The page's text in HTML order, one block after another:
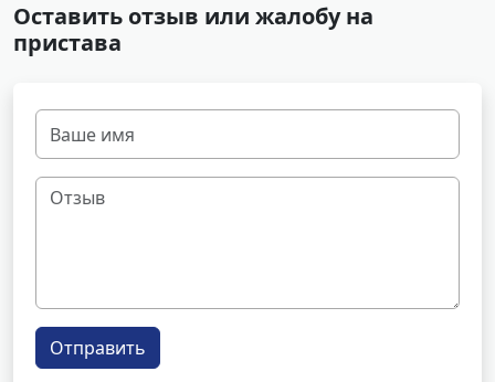
Оставить отзыв или жалобу на
пристава
Отправить